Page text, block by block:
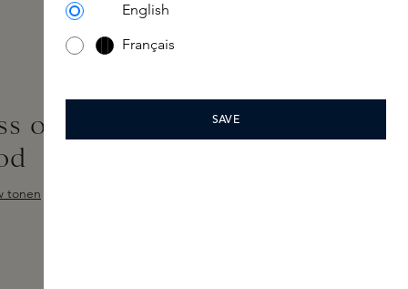
on Demand:
tonen
English
Français
SAVE